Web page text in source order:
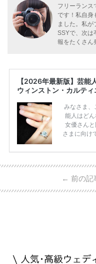
フリーランス
です！私自身
ました。私が
SSYで、次は
報をたくさ
【2026年最新版】芸能
ウィンストン・カルテ
みなさま
能人はど
女優さん
さまに向け
ーウィンス
日本で人
・愛用して
← 前の記